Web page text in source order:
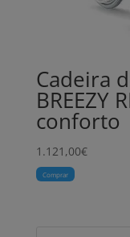
Cadeira
BREEZY
conforto
1.121,00€
Comprar